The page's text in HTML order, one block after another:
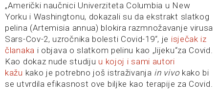
„Američki naučnici Univerziteta Columbia u New
Yorku i Washingtonu, dokazali su da ekstrakt slatkog
pelina (Artemisia annua) blokira razmnožavanje virusa
Sars-Cov-2, uzročnika bolesti Covid-19“, je isječak iz
članaka i objava o slatkom pelinu kao „lijeku“za Covid.
Kao dokaz nude studiju u kojoj i sami autori
kažu kako je potrebno još istraživanja in vivo kako bi
se utvrdila efikasnost ove biljke kao terapije za Covid.